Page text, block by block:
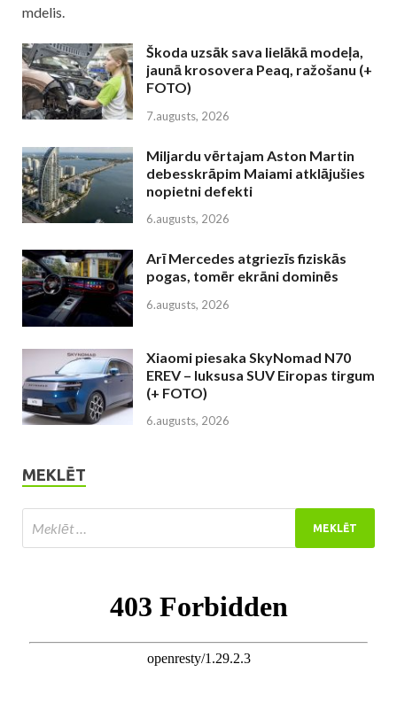
mdelis.
Škoda uzsāk sava lielākā modeļa,
jaunā krosovera Peaq, ražošanu (+
FOTO)
7.augusts, 2026
Miljardu vērtajam Aston Martin
debesskrāpim Maiami atklājušies
nopietni defekti
6.augusts, 2026
Arī Mercedes atgriezīs fiziskās
pogas, tomēr ekrāni dominēs
6.augusts, 2026
Xiaomi piesaka SkyNomad N70
EREV – luksusa SUV Eiropas tirgum
(+ FOTO)
6.augusts, 2026
MEKLĒT